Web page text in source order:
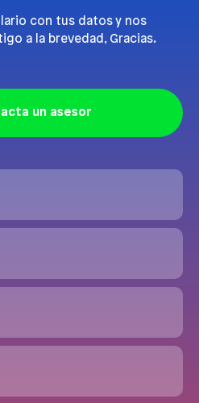
con tus datos y nos
a la brevedad, Gracias.
un asesor